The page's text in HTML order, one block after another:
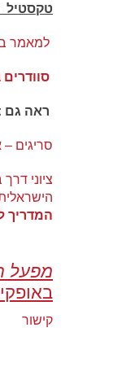
טקסטיל
למאמר
ראה גם
סריגים –
ציוני
המדריך
מפעל
קישור